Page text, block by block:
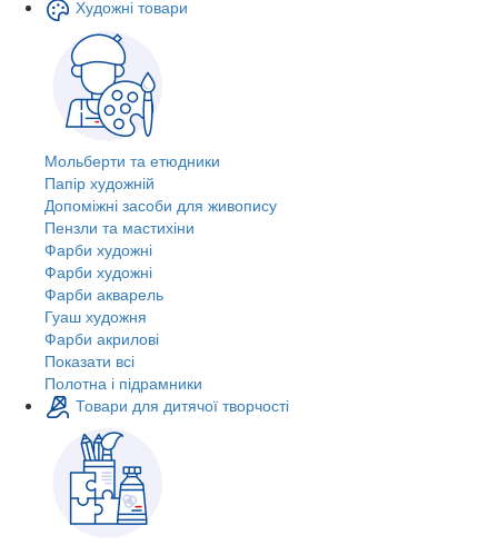
Художні товари
Мольберти та етюдники
Папір художній
Допоміжні засоби для живопису
Пензли та мастихіни
Фарби художні
Фарби художні
Фарби акварель
Гуаш художня
Фарби акрилові
Показати всі
Полотна і підрамники
Товари для дитячої творчості